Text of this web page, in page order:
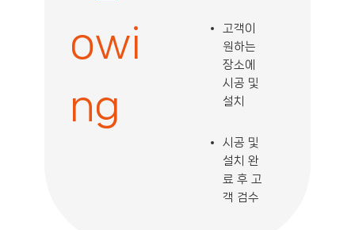
owi
ng
고객이
원하는
장소에
시공 및
설치
시공 및
설치 완
료 후 고
객 검수